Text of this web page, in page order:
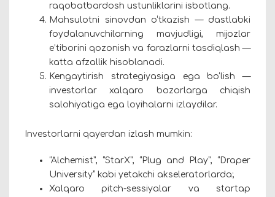
raqobatbardosh ustunliklarini isbotlang.
Mahsulotni sinovdan o‘tkazish — dastlabki
foydalanuvchilarning mavjudligi, mijozlar
e’tiborini qozonish va farazlarni tasdiqlash —
katta afzallik hisoblanadi.
Kengaytirish strategiyasiga ega bo‘lish —
investorlar xalqaro bozorlarga chiqish
salohiyatiga ega loyihalarni izlaydilar.
Investorlarni qayerdan izlash mumkin:
“Alchemist”, “StarX”, “Plug and Play”, “Draper
University” kabi yetakchi akseleratorlarda;
Xalqaro pitch-sessiyalar va startap